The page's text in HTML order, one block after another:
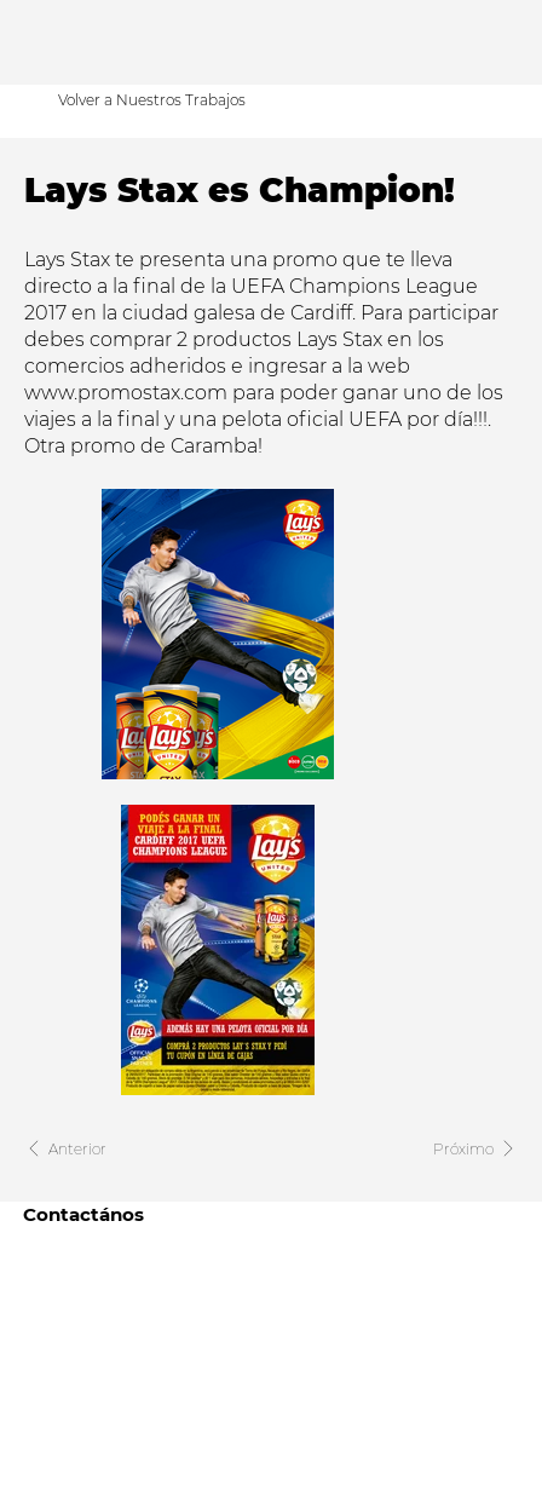
Volver a Nuestros Trabajos
Lays Stax es Champion!
Lays Stax te presenta una promo que te lleva
directo a la final de la UEFA Champions League
2017 en la ciudad galesa de Cardiff. Para participar
debes comprar 2 productos Lays Stax en los
comercios adheridos e ingresar a la web
www.promostax.com para poder ganar uno de los
viajes a la final y una pelota oficial UEFA por día!!!.
Otra promo de Caramba!
Anterior Próximo
Contactános